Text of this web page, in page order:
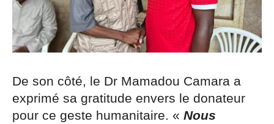
De son côté, le Dr Mamadou Camara a
exprimé sa gratitude envers le donateur
pour ce geste humanitaire. « Nous